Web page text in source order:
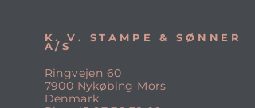
K. V. STAMPE & SØNNER
A/S
Ringvejen 60
7900 Nykøbing Mors
Denmark